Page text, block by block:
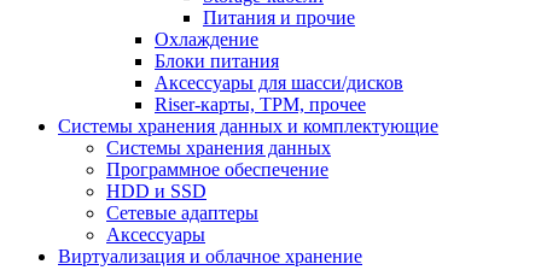
Питания и прочие
Охлаждение
Блоки питания
Аксессуары для шасси/дисков
Riser-карты, TPM, прочее
Системы хранения данных и комплектующие
Системы хранения данных
Программное обеспечение
HDD и SSD
Сетевые адаптеры
Аксессуары
Виртуализация и облачное хранение